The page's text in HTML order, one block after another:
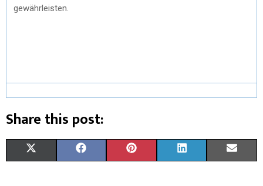
gewährleisten.
Share this post: